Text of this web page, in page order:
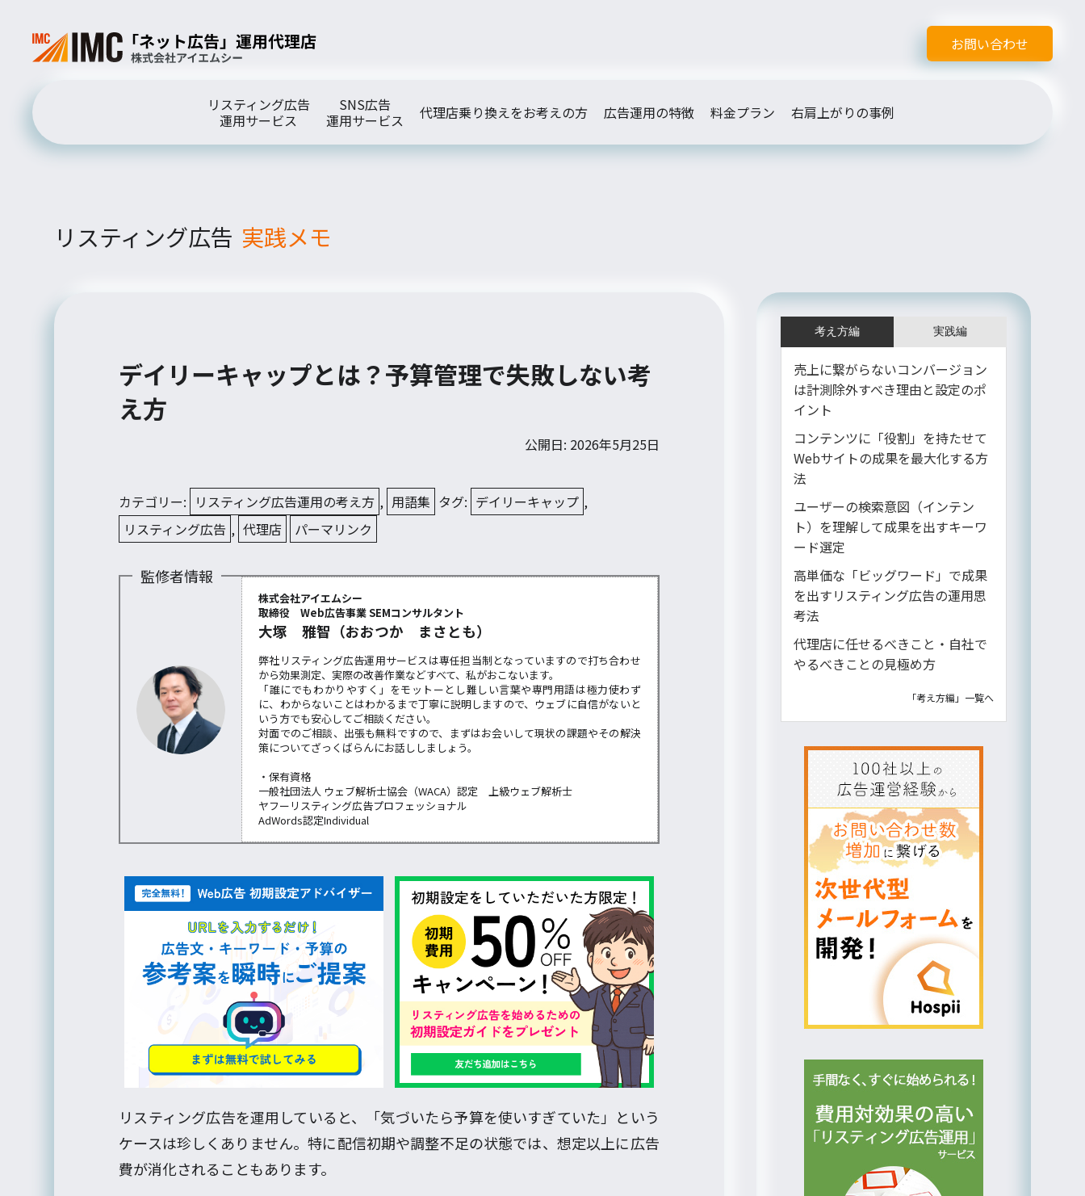
お問い合わせ
リスティング広告
運用サービス
SNS広告
運用サービス
代理店乗り換えをお考えの方 広告運用の特徴 料金プラン 右肩上がりの事例
リスティング広告 実践メモ
デイリーキャップとは？予算管理で失敗しない考
え方
公開日: 2026年5月25日
カテゴリー: リスティング広告運用の考え方 , 用語集 タグ: デイリーキャップ ,
リスティング広告 , 代理店 パーマリンク
監修者情報
株式会社アイエムシー
取締役 Web広告事業 SEMコンサルタント
大塚 雅智（おおつか まさとも）
弊社リスティング広告運用サービスは専任担当制となっていますので打ち合わせ
から効果測定、実際の改善作業などすべて、私がおこないます。
「誰にでもわかりやすく」をモットーとし難しい言葉や専門用語は極力使わず
に、わからないことはわかるまで丁寧に説明しますので、ウェブに自信がないと
いう方でも安心してご相談ください。
対面でのご相談、出張も無料ですので、まずはお会いして現状の課題やその解決
策についてざっくばらんにお話ししましょう。
・保有資格
一般社団法人 ウェブ解析士協会（WACA）認定 上級ウェブ解析士
ヤフーリスティング広告プロフェッショナル
AdWords認定Individual
リスティング広告を運用していると、「気づいたら予算を使いすぎていた」という
ケースは珍しくありません。特に配信初期や調整不足の状態では、想定以上に広告
費が消化されることもあります。
考え方編 実践編
売上に繋がらないコンバージョン
は計測除外すべき理由と設定のポ
イント
コンテンツに「役割」を持たせて
Webサイトの成果を最大化する方
法
ユーザーの検索意図（インテン
ト）を理解して成果を出すキーワ
ード選定
高単価な「ビッグワード」で成果
を出すリスティング広告の運用思
考法
代理店に任せるべきこと・自社で
やるべきことの見極め方
「考え方編」一覧へ